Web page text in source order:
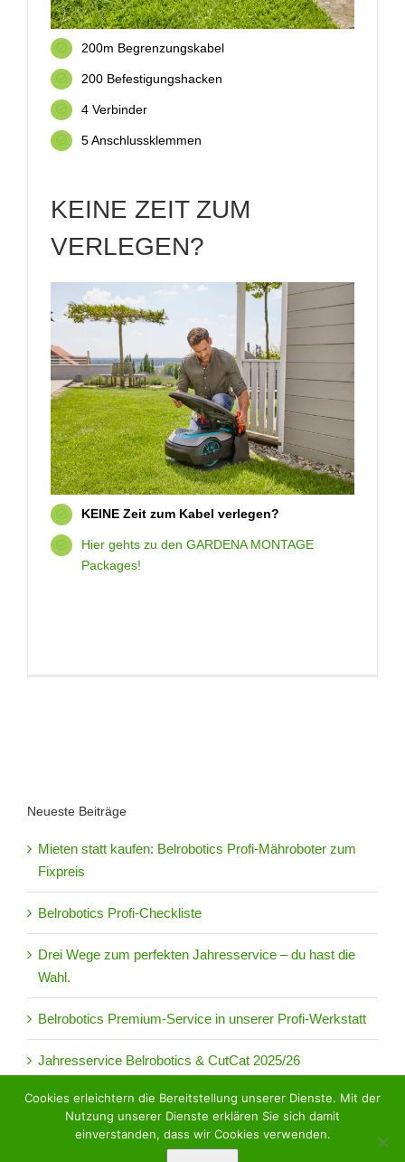
200m Begrenzungskabel
200 Befestigungshacken
4 Verbinder
5 Anschlussklemmen
KEINE ZEIT ZUM
VERLEGEN?
KEINE Zeit zum Kabel verlegen?
Hier gehts zu den GARDENA MONTAGE
Packages!
Neueste Beiträge
Mieten statt kaufen: Belrobotics Profi-Mähroboter zum
Fixpreis
Belrobotics Profi-Checkliste
Drei Wege zum perfekten Jahresservice – du hast die
Wahl.
Belrobotics Premium-Service in unserer Profi-Werkstatt
Jahresservice Belrobotics & CutCat 2025/26
EDER BIG FIELD ROBOTICS Copyright 2017 | Alle Rechte vorbehalten
Cookies erleichtern die Bereitstellung unserer Dienste. Mit der
Nutzung unserer Dienste erklären Sie sich damit
einverstanden, dass wir Cookies verwenden.